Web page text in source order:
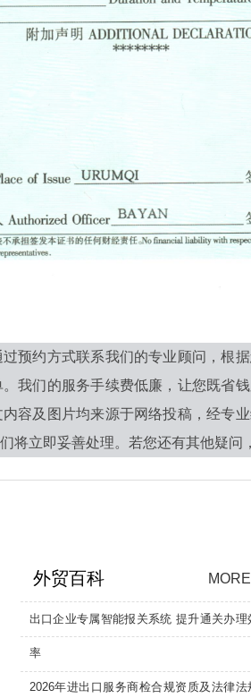
预约方式联系我们的专业顾问，根
我们的服务手续费低廉，让您既省
容及图片均来源于网络投稿，经专
将立即妥善处理。若您还有其他疑问
外贸百科
出口企业专属智能报关系统 提升通关办理
率
2026年进出口服务商检合规资质及法律法